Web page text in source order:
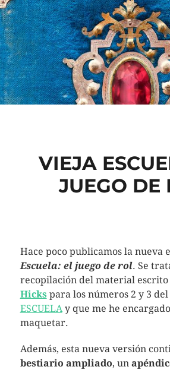
VIEJA
JUEGO DE
Hace poco publicamos la nueva
Escuela: el juego de rol. Se
recopilación del material
Hicks para los números 2 y 3 del
ESCUELAy que me he
maquetar.
Además, esta nueva versión
bestiario ampliado, un